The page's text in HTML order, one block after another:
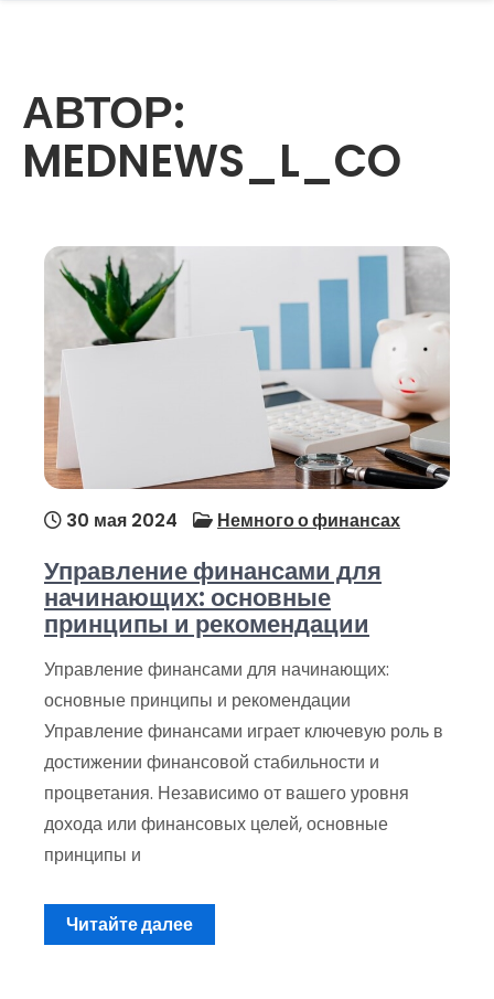
АВТОР:
MEDNEWS_L_CO
30 мая 2024 Немного о финансах
Управление финансами для
начинающих: основные
принципы и рекомендации
Управление финансами для начинающих:
основные принципы и рекомендации
Управление финансами играет ключевую роль в
достижении финансовой стабильности и
процветания. Независимо от вашего уровня
дохода или финансовых целей, основные
принципы и
Читайте далее